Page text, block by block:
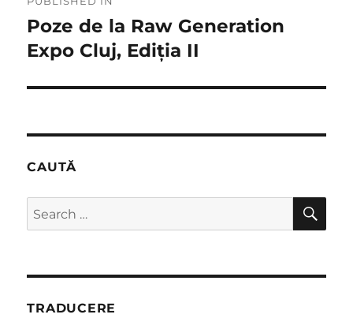
navigation
Poze de la Raw Generation
Expo Cluj, Ediția II
CAUTĂ
Search
for:
TRADUCERE